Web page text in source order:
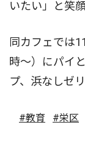
いたい」と笑顔
同カフェでは
時〜）にパイ
プ、浜なしゼ
#教育 #栄区